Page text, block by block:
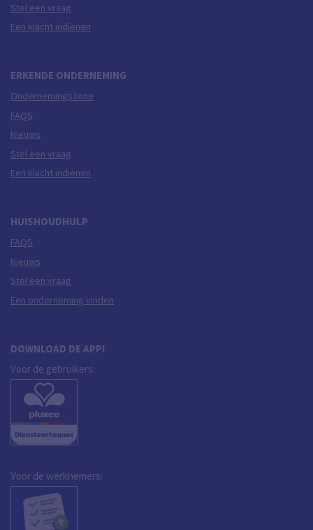
Stel een vraag
Een klacht indienen
ERKENDE ONDERNEMING
Ondernemingszone
FAQS
Nieuws
Stel een vraag
Een klacht indienen
HUISHOUDHULP
FAQS
Nieuws
Stel een vraag
Een onderneming vinden
DOWNLOAD DE APP!
Voor de gebruikers:
Voor de werknemers: